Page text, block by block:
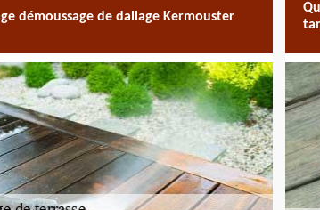
démoussage de dallage Kermouster